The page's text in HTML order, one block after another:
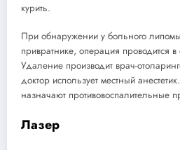
курить.
При обнаружении у больного
привратнике, операция проводится
Удаление производит врач-
доктор использует местный
назначают противовоспалительные
Лазер